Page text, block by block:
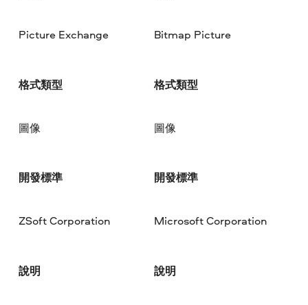
Picture Exchange
格式類型
圖像
開發標準
ZSoft Corporation
說明
Bitmap Picture
格式類型
圖像
開發標準
Microsoft Corporation
說明